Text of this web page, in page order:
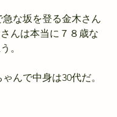
んは本当に７８歳な
。
んで中身は30代だ。